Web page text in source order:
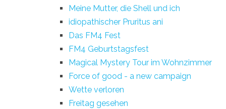
Meine Mutter, die Shell und ich
idiopathischer Pruritus ani
Das FM4 Fest
FM4 Geburtstagsfest
Magical Mystery Tour im Wohnzimmer
Force of good - a new campaign
Wette verloren
Freitag gesehen